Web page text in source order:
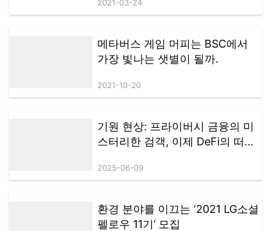
2021-03-24
메타버스 게임 머피는 BSC에서
가장 빛나는 샛별이 될까.
2021-10-20
기원 현상: 프라이버시 금융의 미
스터리한 검객, 이제 DeFi의 떠오
2025-06-09
환경 분야를 이끄는 ‘2021 LG소셜
펠로우 11기’ 모집